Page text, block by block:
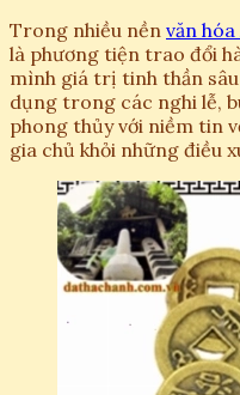
Trong nhiều nền văn
là phương tiện trao đổi
mình giá trị tinh thần
dụng trong các nghi lễ,
phong thủy với niềm tin
gia chủ khỏi những điều